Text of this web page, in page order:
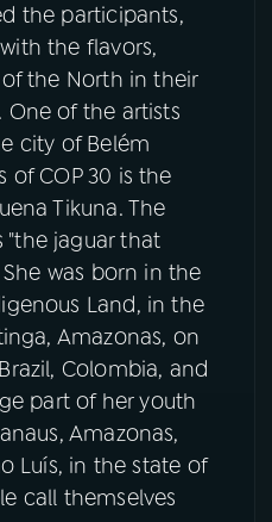
X
the participants,
the flavors,
the North in their
of the artists
city of Belém
of COP 30 is the
Tikuna. The
"the jaguar that
was born in the
Land, in the
Amazonas, on
Colombia, and
part of her youth
Amazonas,
Luís, in the state of
call themselves